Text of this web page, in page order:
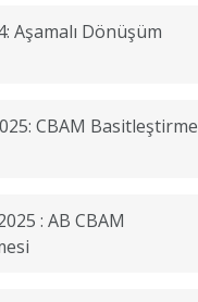
Aşamalı Dönüşüm
CBAM Basitleştirme
: AB CBAM